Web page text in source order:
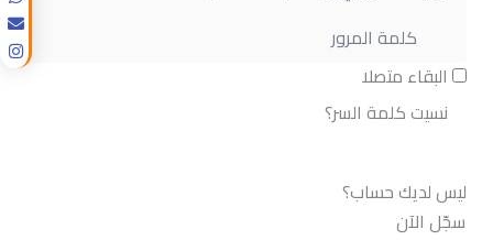
البقاء متصلا
نسيت كلمة السر؟
ليس لديك حساب؟
سجّل الآن